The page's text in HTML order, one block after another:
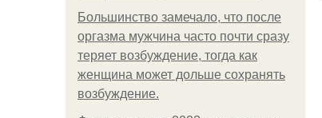
Большинство замечало, что после
оргазма мужчина часто почти сразу
теряет возбуждение, тогда как
женщина может дольше сохранять
возбуждение.